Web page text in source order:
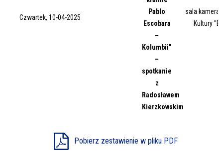
Czwartek, 10-04-2025
Pablo
Escobara
–
Kolumbii”
–
spotkanie
z
Radosławem
Kierzkowskim
sala
Kultury
Pobierz zestawienie w pliku PDF